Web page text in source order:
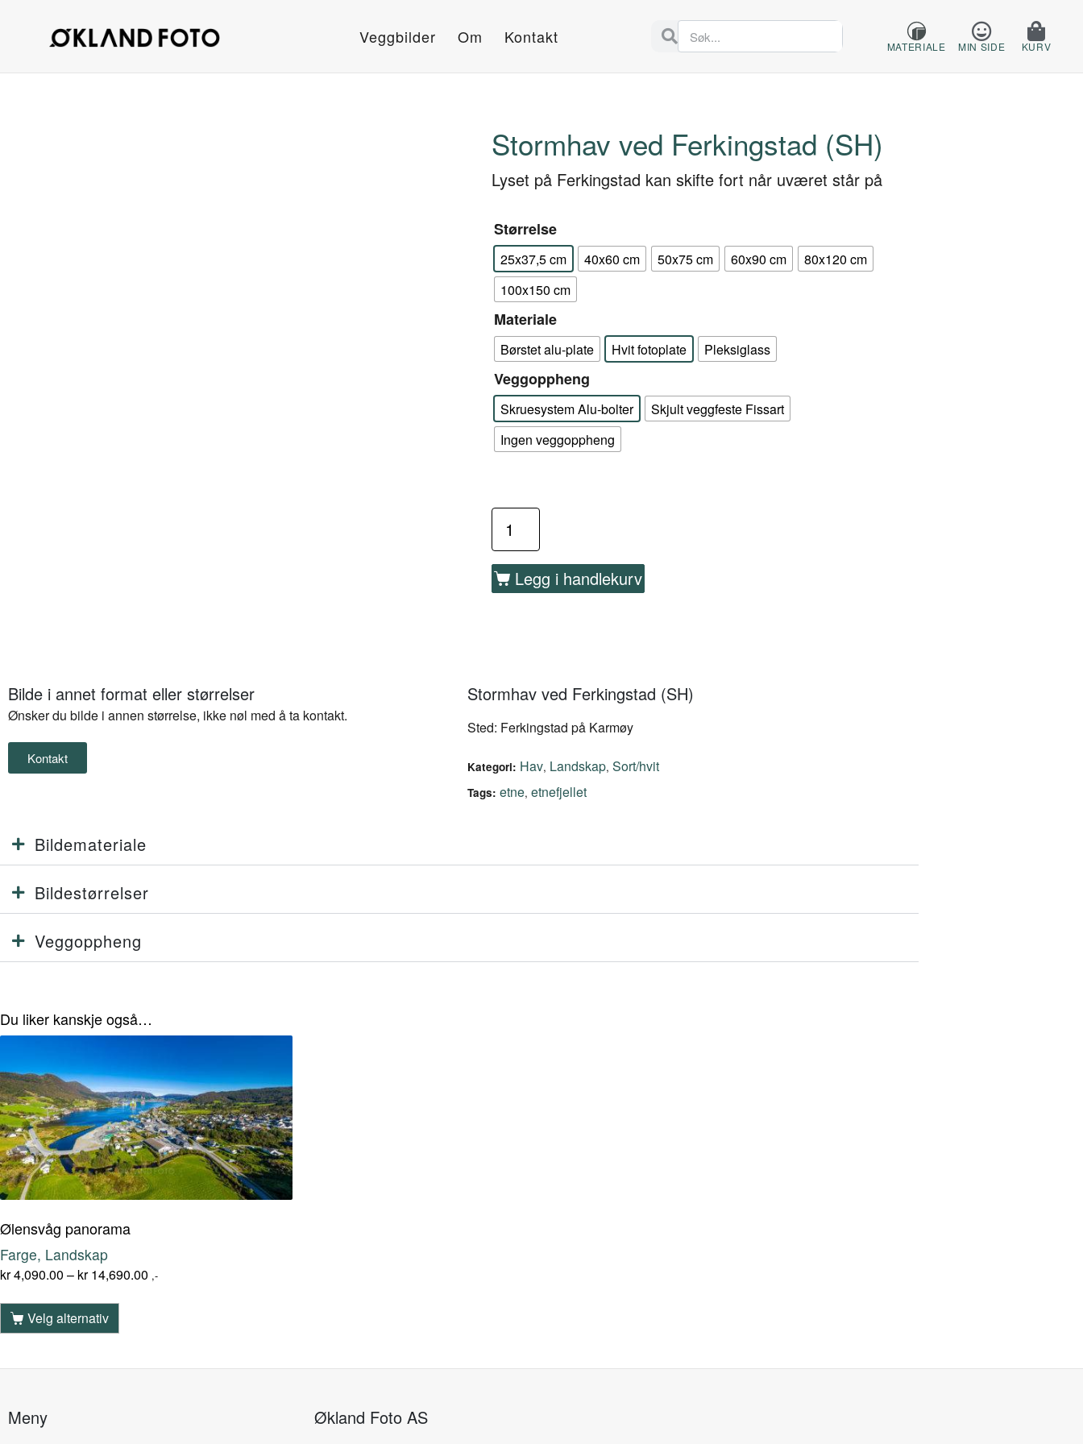
Veggbilder Om Kontakt MATERIALE MIN SIDE KURV
Stormhav ved Ferkingstad (SH)
Lyset på Ferkingstad kan skifte fort når uværet står på
Størrelse
25x37,5 cm 40x60 cm 50x75 cm 60x90 cm
80x120 cm
100x150 cm
Materiale
Børstet alu-plate Hvit fotoplate Pleksiglass
Veggoppheng
Skruesystem Alu-bolter
Skjult veggfeste Fissart
Ingen veggoppheng
Legg i handlekurv
Bilde i annet format eller størrelser
Ønsker du bilde i annen størrelse, ikke nøl med å ta kontakt.
Kontakt
Stormhav ved Ferkingstad (SH)
Sted: Ferkingstad på Karmøy
Kategori: Hav, Landskap, Sort/hvit
Tags: etne, etnefjellet
Bildemateriale
Bildestørrelser
Veggoppheng
Du liker kanskje også…
Ølensvåg panorama
Farge, Landskap
kr4,090.00 – kr14,690.00 ,-
Velg alternativ
Meny Økland Foto AS